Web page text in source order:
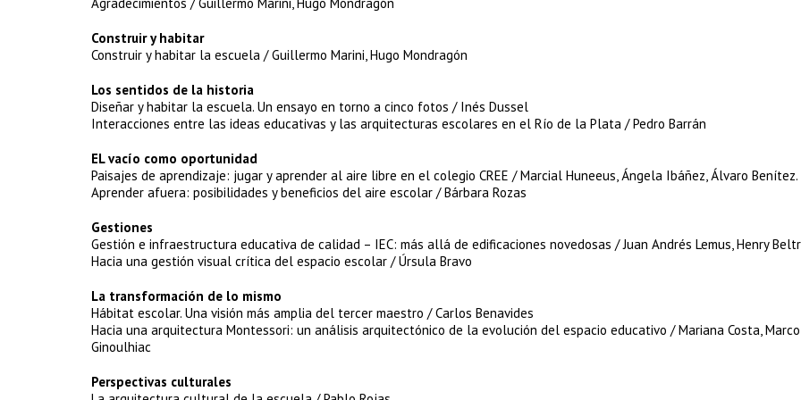
Construir y habitar
Construir y habitar la escuela / Guillermo Marini, Hugo Mondragón
Los sentidos de la historia
Diseñar y habitar la escuela. Un ensayo en torno a cinco fotos / Inés Dussel
Interacciones entre las ideas educativas y las arquitecturas escolares en el Río de la Plata / Pedro Barrán
EL vacío como oportunidad
Paisajes de aprendizaje: jugar y aprender al aire libre en el colegio CREE / Marcial Huneeus, Ángela Ibáñez, Álvaro Benítez.
Aprender afuera: posibilidades y beneficios del aire escolar / Bárbara Rozas
Gestiones
Gestión e infraestructura educativa de calidad – IEC: más allá de edificaciones novedosas / Juan Andrés Lemus, Henry
Hacia una gestión visual crítica del espacio escolar / Úrsula Bravo
La transformación de lo mismo
Hábitat escolar. Una visión más amplia del tercer maestro / Carlos Benavides
Hacia una arquitectura Montessori: un análisis arquitectónico de la evolución del espacio educativo / Mariana Costa, Marco
Ginoulhiac
Perspectivas culturales